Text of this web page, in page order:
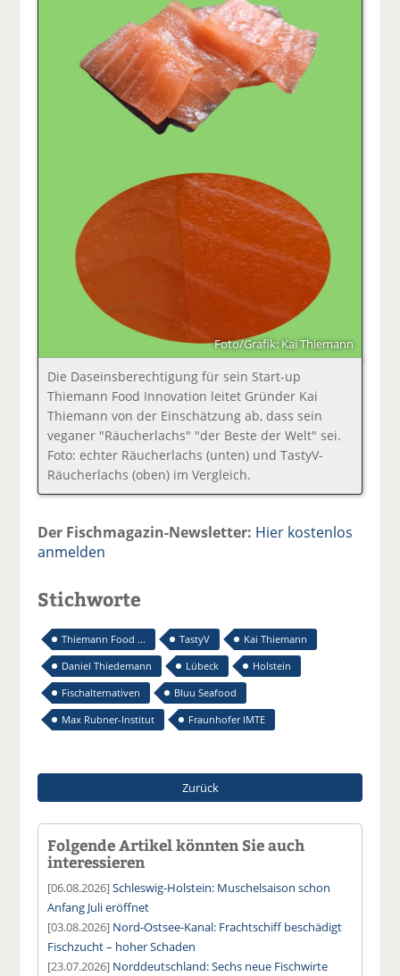
Foto/Grafik: Kai Thiemann
Die Daseinsberechtigung für sein Start-up
Thiemann Food Innovation leitet Gründer Kai
Thiemann von der Einschätzung ab, dass sein
veganer "Räucherlachs" "der Beste der Welt" sei.
Foto: echter Räucherlachs (unten) und TastyV-
Räucherlachs (oben) im Vergleich.
Der Fischmagazin-Newsletter: Hier kostenlos
anmelden
Stichworte
Thiemann Food ... TastyV
Kai Thiemann
Daniel Thiedemann
Lübeck
Holstein
Fischalternativen
Bluu Seafood
Max Rubner-Institut
Fraunhofer IMTE
Zurück
Folgende Artikel könnten Sie auch
interessieren
[06.08.2026]Schleswig-Holstein: Muschelsaison schon
Anfang Juli eröffnet
[03.08.2026] Nord-Ostsee-Kanal: Frachtschiff beschädigt
Fischzucht – hoher Schaden
[23.07.2026] Norddeutschland: Sechs neue Fischwirte